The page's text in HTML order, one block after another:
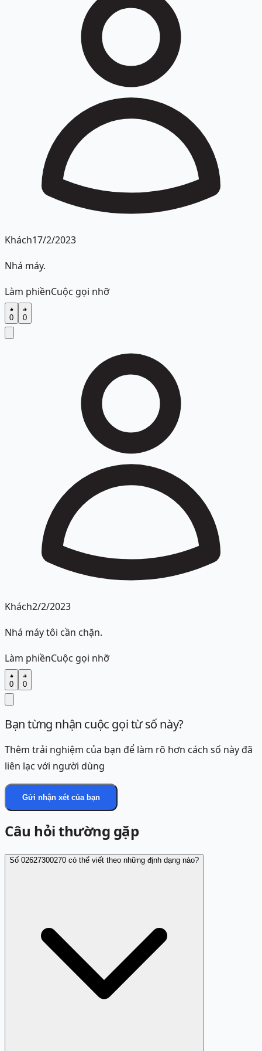
Khách17/2/2023
Nhá máy.
Làm phiềnCuộc gọi nhỡ
0 0
Khách2/2/2023
Nhá máy tôi cần chặn.
Làm phiềnCuộc gọi nhỡ
0 0
Bạn từng nhận cuộc gọi từ số này?
Thêm trải nghiệm của bạn để làm rõ hơn cách số này đã
liên lạc với người dùng
Gửi nhận xét của bạn
Câu hỏi thường gặp
Số 02627300270 có thể viết theo những định dạng nào?